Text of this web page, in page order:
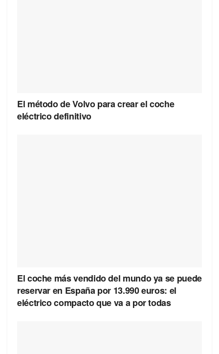
El método de Volvo para crear el coche
eléctrico definitivo
El coche más vendido del mundo ya se puede
reservar en España por 13.990 euros: el
eléctrico compacto que va a por todas